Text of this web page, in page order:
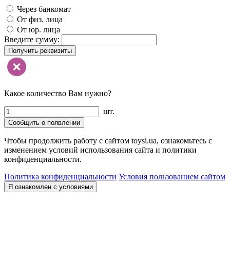
Через банкомат
От физ. лица
От юр. лица
Введите сумму:
Получить реквизиты
Какое количество Вам нужно?
шт.
Сообщить о появлении
Чтобы продолжить работу с сайтом toysi.ua, ознакомьтесь с
изменением условий использования сайта и политики
конфиденциальности.
Политика конфиденциальности Условия пользованием сайтом
Я ознакомлен с условиями